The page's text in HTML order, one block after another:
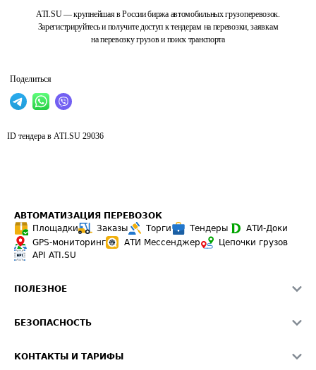
ATI.SU — крупнейшая в России биржа автомобильных грузоперевозок.
Зарегистрируйтесь и получите доступ к тендерам на перевозки, заявкам
на перевозку грузов и поиск транспорта
Поделиться
ID тендера в ATI.SU 29036
АВТОМАТИЗАЦИЯ ПЕРЕВОЗОК
Площадки
Заказы Торги Тендеры
АТИ-Доки
GPS-мониторинг
АТИ Мессенджер
Цепочки грузов
API ATI.SU
ПОЛЕЗНОЕ
Звезды ATI.SU на вашем сайте
БЕЗОПАСНОСТЬ
КОНТАКТЫ И ТАРИФЫ